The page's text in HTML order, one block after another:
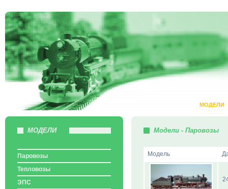
МОДЕЛИ
МОДЕЛИ
Паровозы
Тепловозы
ЭПС
Модели - Паровозы
Модель